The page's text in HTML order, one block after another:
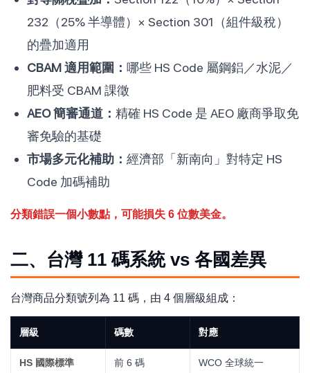
232（25% 半導體）× Section 301（組件級稅）
的疊加適用
CBAM 適用範圍： 哪些 HS Code 屬鋼鋁／水泥／
肥料受 CBAM 課徵
AEO 簡審通道： 精確 HS Code 是 AEO 廠商爭取免
審免驗的基礎
市場多元化補助： 經濟部「新南向」對特定 HS
Code 加碼補助
分類錯誤一個小數點，可能損失 6 位數美金。
二、台灣 11 碼系統 vs 各國差異
台灣商品分類號列為 11 碼，由 4 個層級組成：
層級 碼數 對應
HS 國際標準 前 6 碼 WCO 全球統一